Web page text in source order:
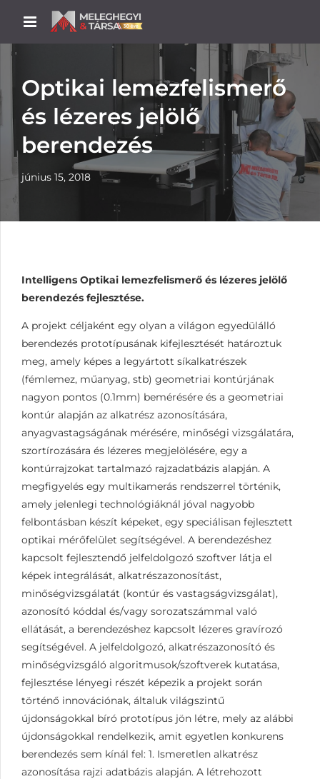
Optikai lemezfelismerő
és lézeres jelölő
berendezés
június 15, 2018
Intelligens Optikai lemezfelismerő és lézeres jelölő
berendezés fejlesztése.
A projekt céljaként egy olyan a világon egyedülálló
berendezés prototípusának kifejlesztését határoztuk
meg, amely képes a legyártott síkalkatrészek
(fémlemez, műanyag, stb) geometriai kontúrjának
nagyon pontos (0.1mm) bemérésére és a geometriai
kontúr alapján az alkatrész azonosítására,
anyagvastagságának mérésére, minőségi vizsgálatára,
szortírozására és lézeres megjelölésére, egy a
kontúrrajzokat tartalmazó rajzadatbázis alapján. A
megfigyelés egy multikamerás rendszerrel történik,
amely jelenlegi technológiáknál jóval nagyobb
felbontásban készít képeket, egy speciálisan fejlesztett
optikai mérőfelület segítségével. A berendezéshez
kapcsolt fejlesztendő jelfeldolgozó szoftver látja el
képek integrálását, alkatrészazonosítást,
minőségvizsgálatát (kontúr és vastagságvizsgálat),
azonosító kóddal és/vagy sorozatszámmal való
ellátását, a berendezéshez kapcsolt lézeres gravírozó
segítségével. A jelfeldolgozó, alkatrészazonosító és
minőségvizsgáló algoritmusok/szoftverek kutatása,
fejlesztése lényegi részét képezik a projekt során
történő innovációnak, általuk világszintű
újdonságokkal bíró prototípus jön létre, mely az alábbi
újdonságokkal rendelkezik, amit egyetlen konkurens
berendezés sem kínál fel: 1. Ismeretlen alkatrész
azonosítása rajzi adatbázis alapján. A létrehozott